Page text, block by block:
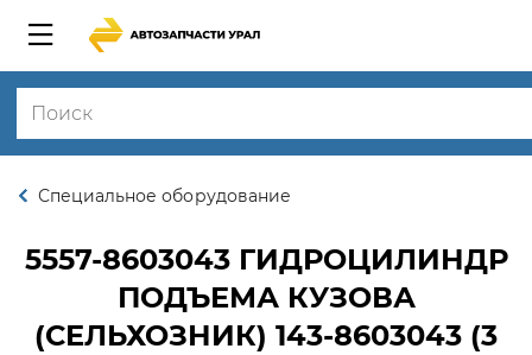
Специальное оборудование
5557-8603043ГИДРОЦИЛИНДР
ПОДЪЕМА КУЗОВА
(СЕЛЬХОЗНИК) 143-8603043 (3